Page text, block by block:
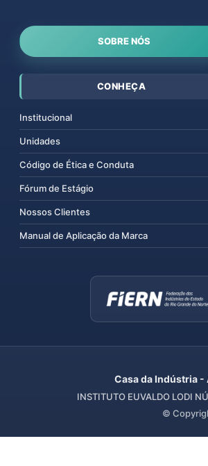
SOBRE NÓS
CONHEÇA
Institucional
Unidades
Código de Ética e Conduta
Fórum de Estágio
Nossos Clientes
Manual de Aplicação da Marca
Casa da Indústria -
INSTITUTO EUVALDO LODI
©